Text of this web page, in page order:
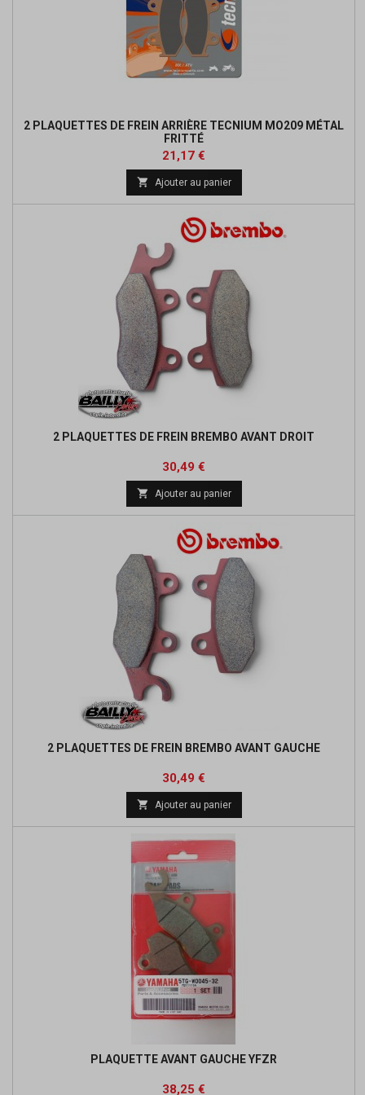
2 PLAQUETTES DE FREIN ARRIÈRE TECNIUM MO209 MÉTAL
FRITTÉ
Prix
21,17 €
base
 Ajouter au panier
2 PLAQUETTES DE FREIN BREMBO AVANT DROIT
Prix
30,49 €
base
 Ajouter au panier
2 PLAQUETTES DE FREIN BREMBO AVANT GAUCHE
Prix
30,49 €
base
 Ajouter au panier
PLAQUETTE AVANT GAUCHE YFZR
Prix
38,25 €